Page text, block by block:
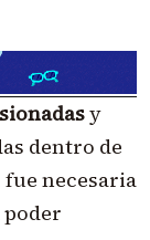
y
dentro de
necesaria